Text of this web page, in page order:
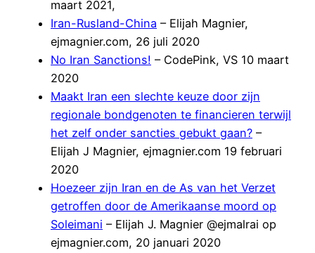
maart 2021,
Iran-Rusland-China – Elijah Magnier,
ejmagnier.com, 26 juli 2020
No Iran Sanctions! – CodePink, VS 10 maart
2020
Maakt Iran een slechte keuze door zijn
regionale bondgenoten te financieren terwijl
het zelf onder sancties gebukt gaan? –
Elijah J Magnier, ejmagnier.com 19 februari
2020
Hoezeer zijn Iran en de As van het Verzet
getroffen door de Amerikaanse moord op
Soleimani – Elijah J. Magnier @ejmalrai op
ejmagnier.com, 20 januari 2020